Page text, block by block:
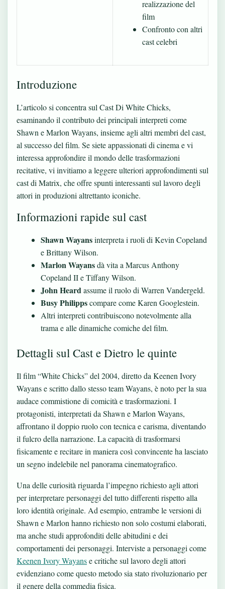
realizzazione del
film
Confronto con altri
cast celebri
Introduzione
L’articolo si concentra sul Cast Di White Chicks,
esaminando il contributo dei principali interpreti come
Shawn e Marlon Wayans, insieme agli altri membri del cast,
al successo del film. Se siete appassionati di cinema e vi
interessa approfondire il mondo delle trasformazioni
recitative, vi invitiamo a leggere ulteriori approfondimenti sul
cast di Matrix, che offre spunti interessanti sul lavoro degli
attori in produzioni altrettanto iconiche.
Informazioni rapide sul cast
Shawn Wayansinterpreta i ruoli di Kevin Copeland
e Brittany Wilson.
Marlon Wayansdà vita a Marcus Anthony
Copeland II e Tiffany Wilson.
John Heardassume il ruolo di Warren Vandergeld.
Busy Philippscompare come Karen Googlestein.
Altri interpreti contribuiscono notevolmente alla
trama e alle dinamiche comiche del film.
Dettagli sul Cast e Dietro le quinte
Il film “White Chicks” del 2004, diretto da Keenen Ivory
Wayans e scritto dallo stesso team Wayans, è noto per la sua
audace commistione di comicità e trasformazioni. I
protagonisti, interpretati da Shawn e Marlon Wayans,
affrontano il doppio ruolo con tecnica e carisma, diventando
il fulcro della narrazione. La capacità di trasformarsi
fisicamente e recitare in maniera così convincente ha lasciato
un segno indelebile nel panorama cinematografico.
Una delle curiosità riguarda l’impegno richiesto agli attori
per interpretare personaggi del tutto differenti rispetto alla
loro identità originale. Ad esempio, entrambe le versioni di
Shawn e Marlon hanno richiesto non solo costumi elaborati,
ma anche studi approfonditi delle abitudini e dei
comportamenti dei personaggi. Interviste a personaggi come
Keenen Ivory Wayanse critiche sul lavoro degli attori
evidenziano come questo metodo sia stato rivoluzionario per
il genere della commedia fisica.